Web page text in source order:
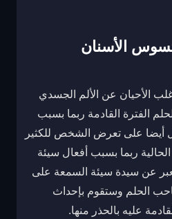
الأسنان
الأحيان عن الألم الجسدي
الفترة القادمة ربما بسبب
أيضا على تعرض الشخص للكثير
ربما بسبب أفعال سيئة
عن سيدة سيئة السمعة على
الحلم وستقوم بإحداث
عليه بالحذر منها.